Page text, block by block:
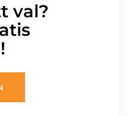
val?